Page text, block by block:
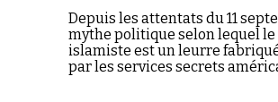
Faire un don
Demander à Vera
Cibler votre recherche
Rechercher
Depuis les attentats du 11
mythe politique selon lequel
islamiste est un leurre
par les services secrets